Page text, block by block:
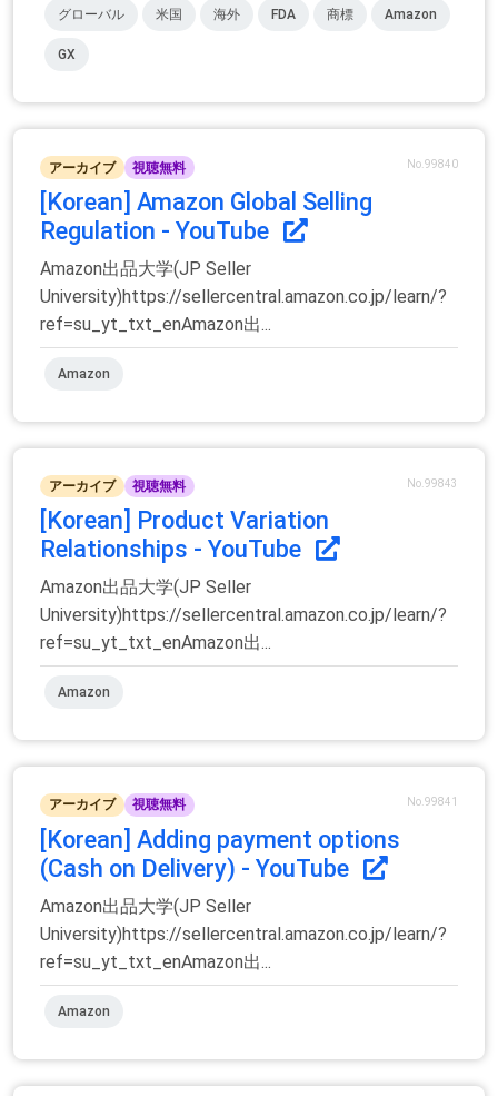
グローバル 米国 海外 FDA 商標 Amazon
GX
アーカイブ 視聴無料 No.99840
[Korean] Amazon Global Selling
Regulation - YouTube
Amazon出品大学(JP Seller
University)https://sellercentral.amazon.co.jp/learn/?
ref=su_yt_txt_enAmazon出...
Amazon
アーカイブ 視聴無料 No.99843
[Korean] Product Variation
Relationships - YouTube
Amazon出品大学(JP Seller
University)https://sellercentral.amazon.co.jp/learn/?
ref=su_yt_txt_enAmazon出...
Amazon
アーカイブ 視聴無料 No.99841
[Korean] Adding payment options
(Cash on Delivery) - YouTube
Amazon出品大学(JP Seller
University)https://sellercentral.amazon.co.jp/learn/?
ref=su_yt_txt_enAmazon出...
Amazon